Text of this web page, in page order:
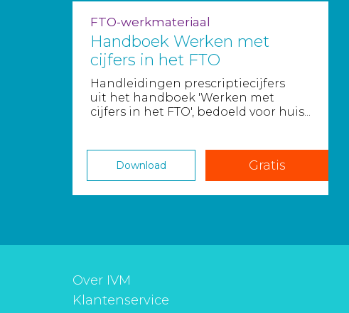
FTO-werkmateriaal
Handboek Werken met
cijfers in het FTO
Handleidingen prescriptiecijfers
uit het handboek 'Werken met
cijfers in het FTO', bedoeld voor huis...
Download Gratis
Over IVM
Klantenservice